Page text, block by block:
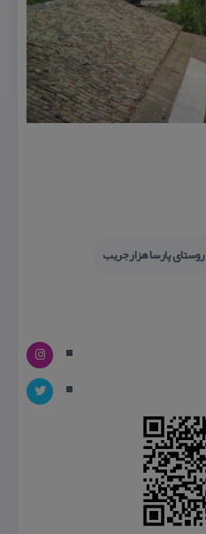
روستای پارسا هزارجریب